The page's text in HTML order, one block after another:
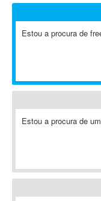
A-GPS
A2Billing
AAUS Scientific Diver
Abaqus
ABIS
Ableton Push
Abstract
Estou a procura de
Estou a procura de